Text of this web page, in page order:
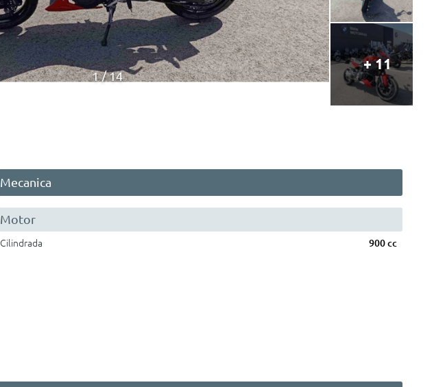
1 14
+ 11
Mecanica
Motor
Cilindrada 900 cc